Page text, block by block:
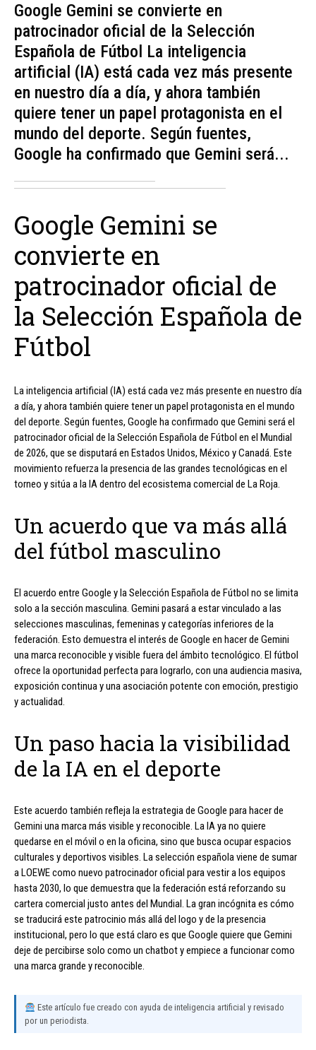
Google Gemini se convierte en
patrocinador oficial de la Selección
Española de Fútbol La inteligencia
artificial (IA) está cada vez más presente
en nuestro día a día, y ahora también
quiere tener un papel protagonista en el
mundo del deporte. Según fuentes,
Google ha confirmado que Gemini será...
Google Gemini se
convierte en
patrocinador oficial de
la Selección Española de
Fútbol
La inteligencia artificial (IA) está cada vez más presente en nuestro día
a día, y ahora también quiere tener un papel protagonista en el mundo
del deporte. Según fuentes, Google ha confirmado que Gemini será el
patrocinador oficial de la Selección Española de Fútbol en el Mundial
de 2026, que se disputará en Estados Unidos, México y Canadá. Este
movimiento refuerza la presencia de las grandes tecnológicas en el
torneo y sitúa a la IA dentro del ecosistema comercial de La Roja.
Un acuerdo que va más allá
del fútbol masculino
El acuerdo entre Google y la Selección Española de Fútbol no se limita
solo a la sección masculina. Gemini pasará a estar vinculado a las
selecciones masculinas, femeninas y categorías inferiores de la
federación. Esto demuestra el interés de Google en hacer de Gemini
una marca reconocible y visible fuera del ámbito tecnológico. El fútbol
ofrece la oportunidad perfecta para lograrlo, con una audiencia masiva,
exposición continua y una asociación potente con emoción, prestigio
y actualidad.
Un paso hacia la visibilidad
de la IA en el deporte
Este acuerdo también refleja la estrategia de Google para hacer de
Gemini una marca más visible y reconocible. La IA ya no quiere
quedarse en el móvil o en la oficina, sino que busca ocupar espacios
culturales y deportivos visibles. La selección española viene de sumar
a LOEWE como nuevo patrocinador oficial para vestir a los equipos
hasta 2030, lo que demuestra que la federación está reforzando su
cartera comercial justo antes del Mundial. La gran incógnita es cómo
se traducirá este patrocinio más allá del logo y de la presencia
institucional, pero lo que está claro es que Google quiere que Gemini
deje de percibirse solo como un chatbot y empiece a funcionar como
una marca grande y reconocible.
Este artículo fue creado con ayuda de inteligencia artificial y revisado
por un periodista.